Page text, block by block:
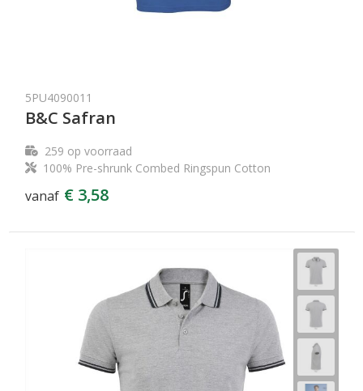
5PU4090011
B&C Safran
259 op voorraad
100% Pre-shrunk Combed Ringspun Cotton
vanaf € 3,58